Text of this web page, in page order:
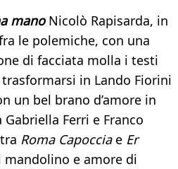
manoNicolò Rapisarda, in
le polemiche, con una
di facciata molla i testi
in Lando Fiorini
un bel brano d’amore in
Ferri e Franco
Roma Capocciae Er
e amore di